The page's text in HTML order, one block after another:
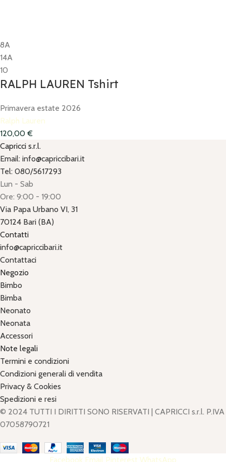
8A
14A
10
RALPH LAUREN Tshirt
Primavera estate 2026
Ralph Lauren
120,00 €
Capricci s.r.l.
Email: info@capriccibari.it
Tel: 080/5617293
Lun - Sab
Ore: 9:00 - 19:00
Via Papa Urbano VI, 31
70124 Bari (BA)
Contatti
info@capriccibari.it
Contattaci
Negozio
Bimbo
Bimba
Neonato
Neonata
Accessori
Note legali
Termini e condizioni
Condizioni generali di vendita
Privacy & Cookies
Spedizioni e resi
© 2024 TUTTI I DIRITTI SONO RISERVATI | CAPRICCI s.r.l. P.IVA
07058790721
Facebook Email Pinterest WhatsApp